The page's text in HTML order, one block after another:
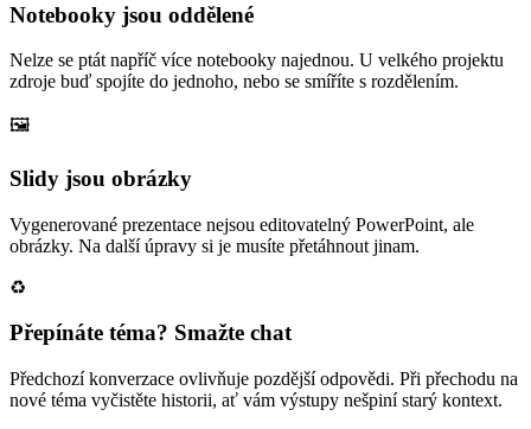
Notebooky jsou oddělené
Nelze se ptát napříč více notebooky najednou. U velkého projektu
zdroje buď spojíte do jednoho, nebo se smíříte s rozdělením.
🖼️
Slidy jsou obrázky
Vygenerované prezentace nejsou editovatelný PowerPoint, ale
obrázky. Na další úpravy si je musíte přetáhnout jinam.
♻️
Přepínáte téma? Smažte chat
Předchozí konverzace ovlivňuje pozdější odpovědi. Při přechodu na
nové téma vyčistěte historii, ať vám výstupy nešpiní starý kontext.